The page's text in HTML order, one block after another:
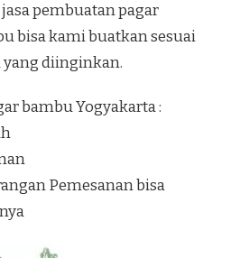
pembuatan pagar
bisa kami buatkan sesuai
diinginkan.
bambu Yogyakarta :
Pemesanan bisa